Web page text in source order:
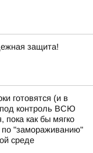
защита!
готовятся (и в
под контроль ВСЮ
пока как бы мягко
по "замораживанию"
среде